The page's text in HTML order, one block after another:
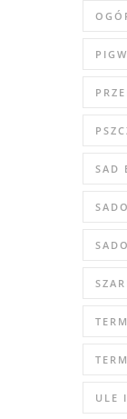
SAD
ULE